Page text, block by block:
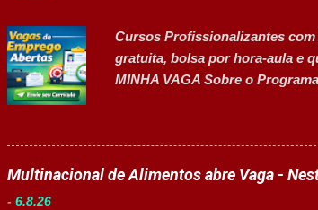
Cursos Profissionalizantes
gratuita, bolsa por hora-aula e
MINHA VAGA Sobre o
e capacitação técnica em
e da certificação reconhecida,
em R$ 6,00 por hora-aula
durante todo o período de
Multinacional de Alimentos abre Vaga -
- 6.8.26